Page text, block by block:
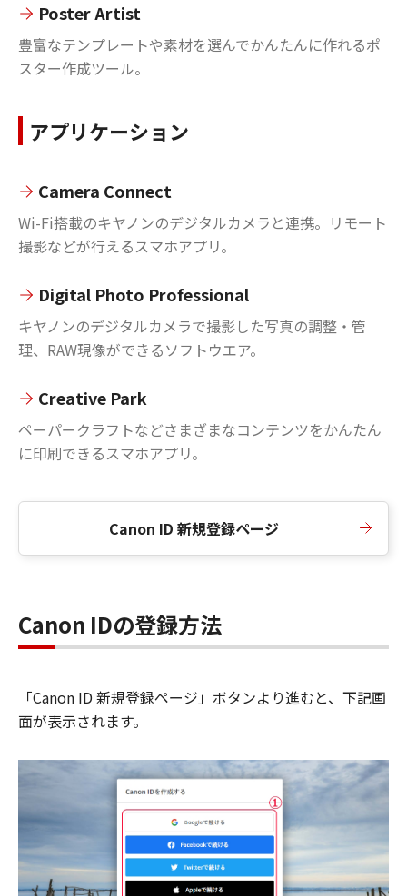
Poster Artist
豊富なテンプレートや素材を選んでかんたんに作れるポ
スター作成ツール。
アプリケーション
Camera Connect
Wi-Fi搭載のキヤノンのデジタルカメラと連携。リモート
撮影などが行えるスマホアプリ。
Digital Photo Professional
キヤノンのデジタルカメラで撮影した写真の調整・管
理、RAW現像ができるソフトウエア。
Creative Park
ペーパークラフトなどさまざまなコンテンツをかんたん
に印刷できるスマホアプリ。
Canon ID 新規登録ページ
Canon IDの登録方法
「Canon ID 新規登録ページ」ボタンより進むと、下記画
面が表示されます。